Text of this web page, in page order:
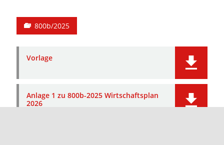
800b/2025
Vorlage
Anlage 1 zu 800b-2025 Wirtschaftsplan
2026